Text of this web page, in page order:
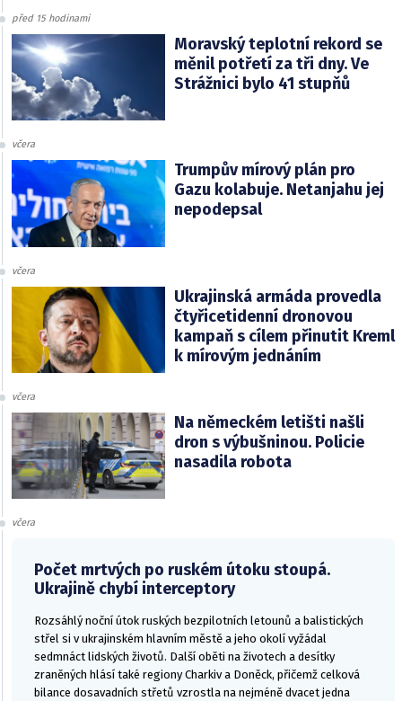
před 15 hodinami
Moravský teplotní rekord se
měnil potřetí za tři dny. Ve
Strážnici bylo 41 stupňů
včera
Trumpův mírový plán pro
Gazu kolabuje. Netanjahu jej
nepodepsal
včera
Ukrajinská armáda provedla
čtyřicetidenní dronovou
kampaň s cílem přinutit Kreml
k mírovým jednáním
včera
Na německém letišti našli
dron s výbušninou. Policie
nasadila robota
včera
Počet mrtvých po ruském útoku stoupá.
Ukrajině chybí interceptory
Rozsáhlý noční útok ruských bezpilotních letounů a balistických
střel si v ukrajinském hlavním městě a jeho okolí vyžádal
sedmnáct lidských životů. Další oběti na životech a desítky
zraněných hlásí také regiony Charkiv a Doněck, přičemž celková
bilance dosavadních střetů vzrostla na nejméně dvacet jedna